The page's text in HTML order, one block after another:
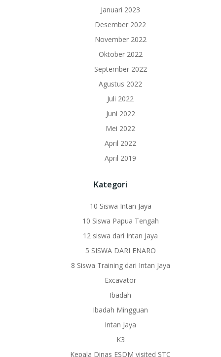
Januari 2023
Desember 2022
November 2022
Oktober 2022
September 2022
Agustus 2022
Juli 2022
Juni 2022
Mei 2022
April 2022
April 2019
Kategori
10 Siswa Intan Jaya
10 Siswa Papua Tengah
12 siswa dari Intan Jaya
5 SISWA DARI ENARO
8 Siswa Training dari Intan Jaya
Excavator
Ibadah
Ibadah Mingguan
Intan Jaya
K3
Kepala Dinas ESDM visited STC